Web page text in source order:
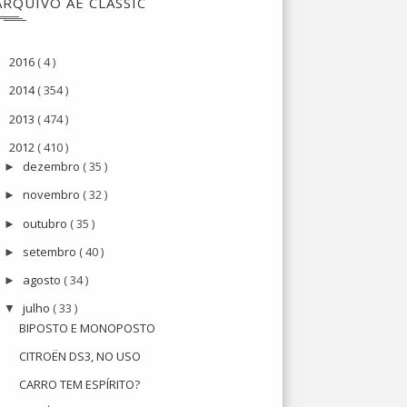
2016 ( 4 )
2014( 354 )
2013 ( 474 )
2012 ( 410 )
► dezembro ( 35 )
►novembro ( 32 )
► outubro ( 35 )
► setembro ( 40 )
► agosto ( 34 )
▼julho ( 33 )
BIPOSTO E MONOPOSTO
CITROËN DS3, NO USO
CARRO TEM ESPÍRITO?